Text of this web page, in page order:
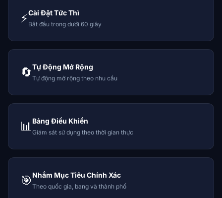
⚡Cài Đặt Tức Thì
Bắt đầu trong dưới 60 giây
🔄Tự Động Mở Rộng
Tự động mở rộng theo nhu cầu
📊 Bảng Điều Khiển
Giám sát sử dụng theo thời gian thực
🎯 Nhắm Mục Tiêu Chính Xác
Theo quốc gia, bang và thành phố